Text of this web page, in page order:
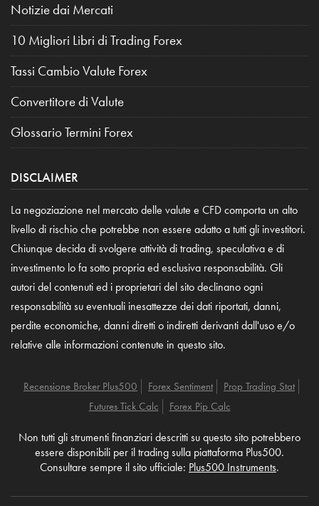
Notizie dai Mercati
10 Migliori Libri di Trading Forex
Tassi Cambio Valute Forex
Convertitore di Valute
Glossario Termini Forex
DISCLAIMER
La negoziazione nel mercato delle valute e CFD comporta un alto
livello di rischio che potrebbe non essere adatto a tutti gli investitori.
Chiunque decida di svolgere attività di trading, speculativa e di
investimento lo fa sotto propria ed esclusiva responsabilità. Gli
autori del contenuti ed i proprietari del sito declinano ogni
responsabilità su eventuali inesattezze dei dati riportati, danni,
perdite economiche, danni diretti o indiretti derivanti dall'uso e/o
relative alle informazioni contenute in questo sito.
Recensione Broker Plus500 Forex Sentiment
Prop Trading Stat
Futures Tick Calc
Forex Pip Calc
Non tutti gli strumenti finanziari descritti su questo sito potrebbero
essere disponibili per il trading sulla piattaforma Plus500.
Consultare sempre il sito ufficiale: Plus500 Instruments.